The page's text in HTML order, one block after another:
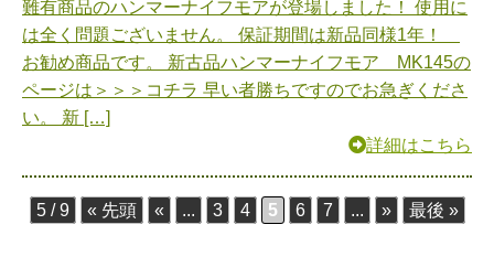
難有商品のハンマーナイフモアが登場しました！ 使用に
は全く問題ございません。 保証期間は新品同様1年！
お勧め商品です。 新古品ハンマーナイフモア MK145の
ページは＞＞＞コチラ 早い者勝ちですのでお急ぎくださ
い。 新 […]
詳細はこちら
5 / 9 « 先頭 « ... 3 4 5 6 7 ... » 最後 »